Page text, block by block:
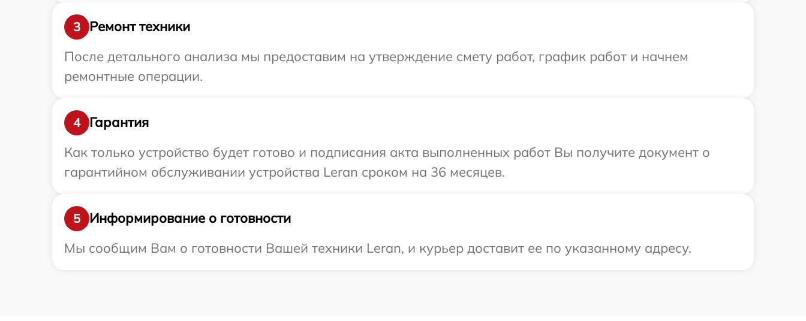
3
Ремонт техники
После детального анализа мы предоставим на утверждение смету работ, график работ и начнем
ремонтные операции.
4
Гарантия
Как только устройство будет готово и подписания акта выполненных работ Вы получите документ о
гарантийном обслуживании устройства Leran сроком на 36 месяцев.
5
Информирование о готовности
Мы сообщим Вам о готовности Вашей техники Leran, и курьер доставит ее по указанному адресу.